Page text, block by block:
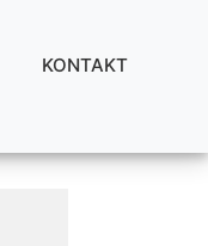
KONTAKT